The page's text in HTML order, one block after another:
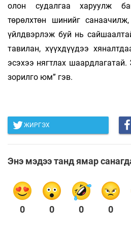
олон судалгаа харуулж
төрөлхтөн шинийг
үйлдвэрлэж буй нь
тавилан, хүүхдүүдээ
эсэхээ нягтлах шаардлагатай.
зорилго юм” гэв.
ЖИРГЭХ
Энэ мэдээ танд ямар
0 0 0 0